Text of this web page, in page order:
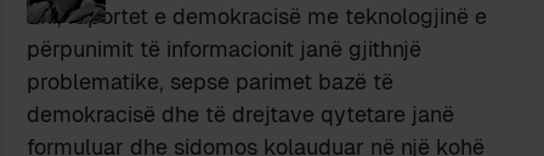
Eni, raportet e demokracisë me teknologjinë e
përpunimit të informacionit janë gjithnjë
problematike, sepse parimet bazë të
demokracisë dhe të drejtave qytetare janë
formuluar dhe sidomos kolauduar në një kohë